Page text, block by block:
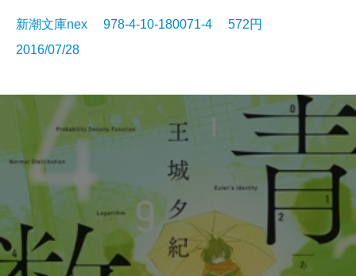
新潮文庫nex 978-4-10-180071-4 572円
2016/07/28